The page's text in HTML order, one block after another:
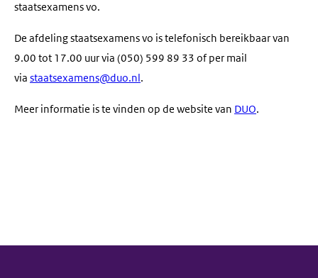
staatsexamens vo.
De afdeling staatsexamens vo is telefonisch bereikbaar van
9.00 tot 17.00 uur via (050) 599 89 33 of per mail
via staatsexamens@duo.nl.
Meer informatie is te vinden op de website van DUO.